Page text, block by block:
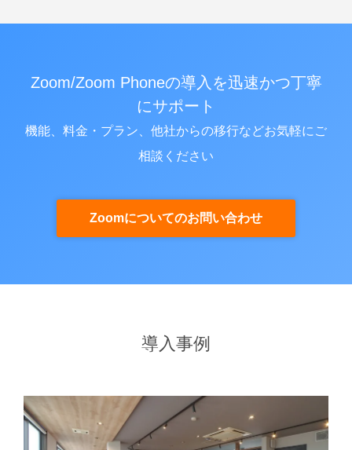
Zoom/Zoom Phoneの導入を迅速かつ丁寧
にサポート
機能、料金・プラン、他社からの移行などお気軽にご
相談ください
Zoomについてのお問い合わせ
導入事例